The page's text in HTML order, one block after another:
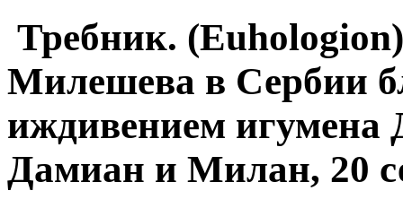
Требник.
Милешева в Сербии
иждивением
Дамиан и Милан, 20